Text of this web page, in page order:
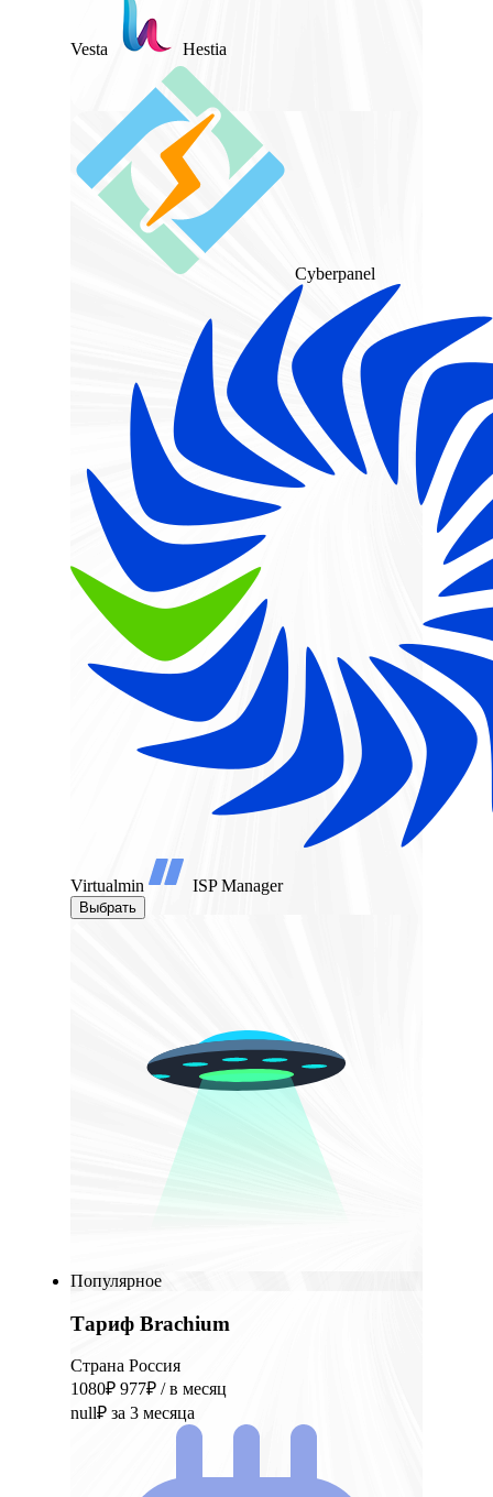
Vesta Hestia
Cyberpanel
Virtualmin ISP Manager
Выбрать
Популярное
Тариф Brachium
Страна Россия
1080₽ 977₽ / в месяц
null₽ за 3 месяца